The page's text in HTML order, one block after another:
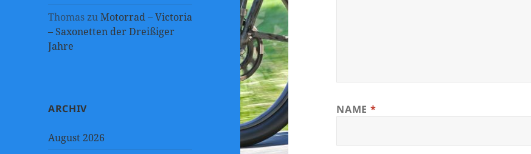
ThomaszuMotorrad – Victoria
– Saxonetten der Dreißiger
Jahre
ARCHIV
August 2026
NAME *